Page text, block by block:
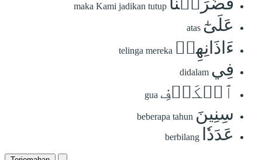
maka Kami jadikan tutup
عَلَىٰٓ atas
ءَاذَانِهِمۡ telinga mereka
فِي didalam
ٱلۡكَهۡفِ gua
سِنِينَ beberapa tahun
عَدَدٗا berbilang